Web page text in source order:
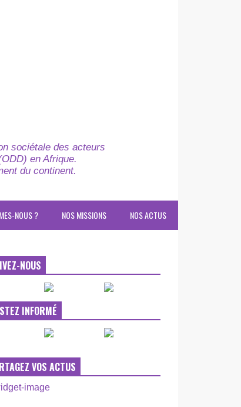
sociétale des acteurs
en Afrique.
du continent.
NOS ACTUS
NOS MISSIONS
NOUS ?
NOUS
INFORMÉ
VOS ACTUS